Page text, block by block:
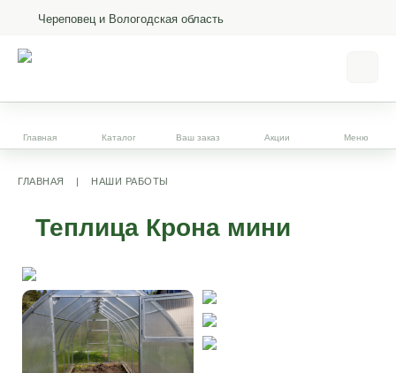
Череповец и Вологодская область
Главная Каталог Ваш заказ Акции Меню
ГЛАВНАЯ | НАШИ РАБОТЫ
Теплица Крона мини